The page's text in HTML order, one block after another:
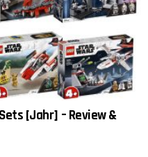
[Jahr] – Review &